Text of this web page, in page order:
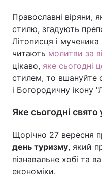
Православні віряни,
стилю, згадують
Літописця і
читають молитви за
цікаво, яке сьогодні
стилем, то вшануйте
і Богородичну ікону
Яке сьогодні свято
Щорічно 27 вересня
день туризму, який
пізнавальне хобі та
економіки.